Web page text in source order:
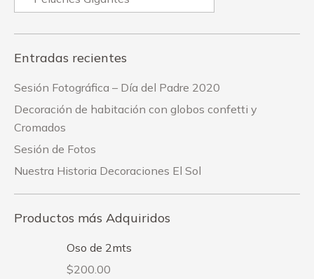
Entradas recientes
Sesión Fotográfica – Día del Padre 2020
Decoración de habitación con globos confetti y
Cromados
Sesión de Fotos
Nuestra Historia Decoraciones El Sol
Productos más Adquiridos
Oso de 2mts
$200.00